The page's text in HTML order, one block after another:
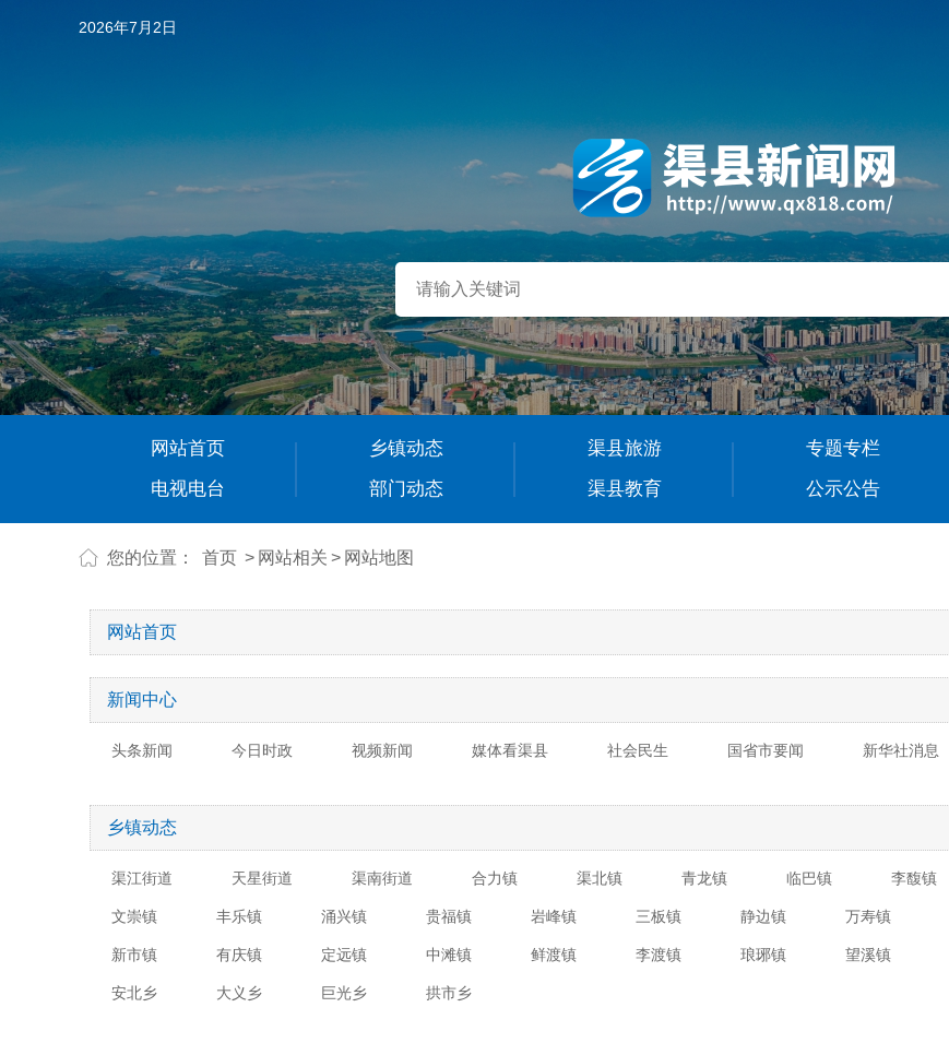
2026年7月2日
网站首页 乡镇动态 渠县旅游 专题专栏
电视电台
部门动态 渠县教育 公示公告
您的位置： 首页 > 网站相关 > 网站地图
网站首页
新闻中心
头条新闻 今日时政 视频新闻 媒体看渠县 社会民生 国省市要闻 新华社消息
乡镇动态
渠江街道 天星街道 渠南街道 合力镇 渠北镇 青龙镇 临巴镇 李馥镇
文崇镇 丰乐镇 涌兴镇 贵福镇 岩峰镇 三板镇 静边镇 万寿镇
新市镇 有庆镇 定远镇 中滩镇 鲜渡镇 李渡镇 琅琊镇 望溪镇
安北乡 大义乡 巨光乡 拱市乡